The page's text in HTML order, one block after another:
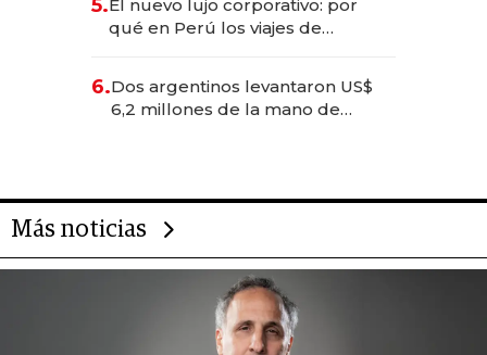
Fénix
5.El nuevo lujo corporativo: por
qué en Perú los viajes de
para convertirse en experiencias
transformadoras
6.Dos argentinos levantaron US$
6,2 millones de la mano de
Más noticias